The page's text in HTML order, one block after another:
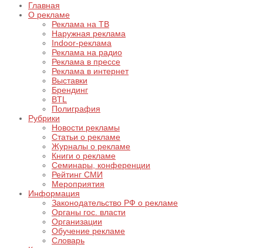
Главная
О рекламе
Реклама на ТВ
Наружная реклама
Indoor-реклама
Реклама на радио
Реклама в прессе
Реклама в интернет
Выставки
Брендинг
BTL
Полиграфия
Рубрики
Новости рекламы
Статьи о рекламе
Журналы о рекламе
Книги о рекламе
Семинары, конференции
Рейтинг СМИ
Мероприятия
Информация
Законодательство РФ о рекламе
Органы гос. власти
Организации
Обучение рекламе
Словарь